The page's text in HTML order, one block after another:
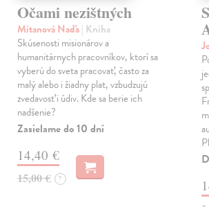
Očami nezištných
Mitanová Naďa| Kniha
Skúsenosti misionárov a
humanitárnych pracovníkov, ktorí sa
vyberú do sveta pracovať, často za
malý alebo i žiadny plat, vzbudzujú
zvedavosť i údiv. Kde sa berie ich
nadšenie?
Zasielame do 10 dní
14,40 €
15,00 € ?